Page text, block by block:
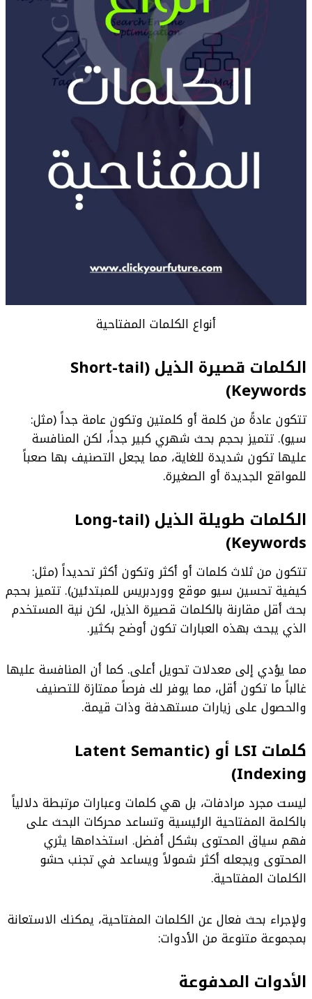
أنواع الكلمات المفتاحية
الكلمات قصيرة الذيل (Short-tail
Keywords)
تتكون عادةً من كلمة أو كلمتين وتكون عامة جداً (مثل:
سيو). تتميز بحجم بحث شهري كبير جداً، لكن المنافسة
عليها تكون شديدة للغاية، مما يجعل التصنيف بها صعباً
للمواقع الجديدة أو الصغيرة.
الكلمات طويلة الذيل (Long-tail
Keywords)
تتكون من ثلاث كلمات أو أكثر وتكون أكثر تحديداً (مثل:
كيفية تحسين سيو موقع ووردبريس للمبتدئين). تتميز بحجم
بحث أقل مقارنة بالكلمات قصيرة الذيل، لكن نية المستخدم
الذي يبحث بهذه العبارات تكون أوضح بكثير.
مما يؤدي إلى معدلات تحويل أعلى. كما أن المنافسة عليها
غالباً ما تكون أقل، مما يوفر لك فرصاً ممتازة للتصنيف
والحصول على زيارات مستهدفة وذات قيمة.
كلمات LSI أو (Latent Semantic
Indexing)
ليست مجرد مرادفات، بل هي كلمات وعبارات مرتبطة دلالياً
بالكلمة المفتاحية الرئيسية وتساعد محركات البحث على
فهم سياق المحتوى بشكل أفضل. استخدامها يثري
المحتوى ويجعله أكثر شمولاً ويساعد في تجنب حشو
الكلمات المفتاحية.
ولإجراء بحث فعال عن الكلمات المفتاحية، يمكنك الاستعانة
بمجموعة متنوعة من الأدوات:
الأدوات المدفوعة